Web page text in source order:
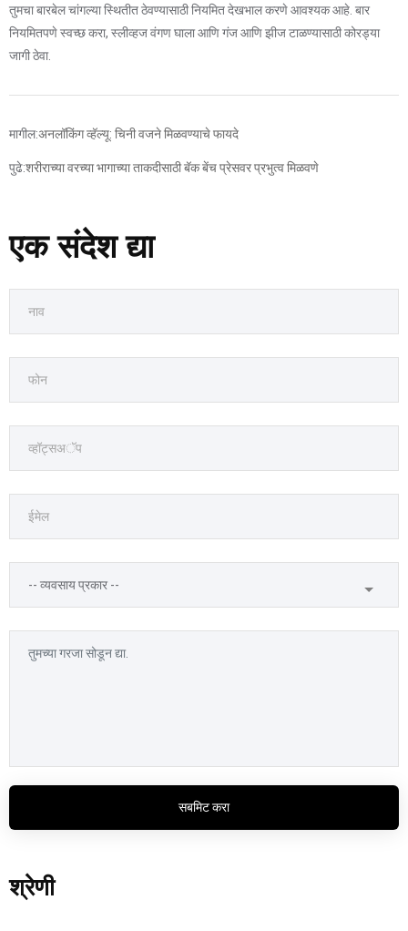
तुमचा बारबेल चांगल्या स्थितीत ठेवण्यासाठी नियमित देखभाल करणे आवश्यक आहे. बार
नियमितपणे स्वच्छ करा, स्लीव्हज वंगण घाला आणि गंज आणि झीज टाळण्यासाठी कोरड्या
जागी ठेवा.
मागील:अनलॉकिंग व्हॅल्यू: चिनी वजने मिळवण्याचे फायदे
पुढे:शरीराच्या वरच्या भागाच्या ताकदीसाठी बॅक बेंच प्रेसवर प्रभुत्व मिळवणे
एक संदेश द्या
सबमिट करा
श्रेणी